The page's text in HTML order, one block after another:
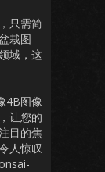
只需简
栽图
域，这
4B图像
让您的
目的焦
人惊叹